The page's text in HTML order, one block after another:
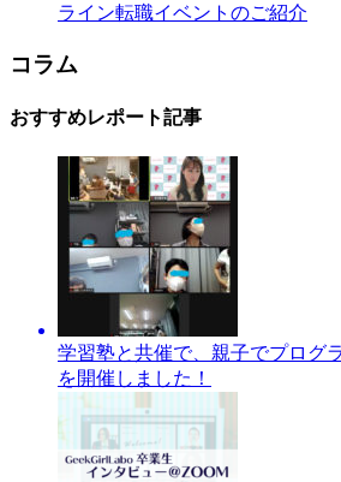
ライン転職イベントのご紹介
コラム
おすすめレポート記事
学習塾と共催で、親子でプログ
を開催しました！